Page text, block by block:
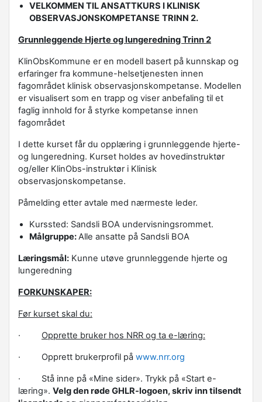
VELKOMMEN TIL ANSATTKURS I KLINISK
OBSERVASJONSKOMPETANSE TRINN 2.
Grunnleggende Hjerte og lungeredning Trinn 2
KlinObsKommune er en modell basert på kunnskap og
erfaringer fra kommune-helsetjenesten innen
fagområdet klinisk observasjonskompetanse. Modellen
er visualisert som en trapp og viser anbefaling til et
faglig innhold for å styrke kompetanse innen
fagområdet
I dette kurset får du opplæring i grunnleggende hjerte-
og lungeredning. Kurset holdes av hovedinstruktør
og/eller KlinObs-instruktør i Klinisk
observasjonskompetanse.
Påmelding etter avtale med nærmeste leder.
Kurssted: Sandsli BOA undervisningsrommet.
Målgruppe:Alle ansatte på Sandsli BOA
Læringsmål: Kunne utøve grunnleggende hjerte og
lungeredning
FORKUNSKAPER:
Før kurset skal du:
· Opprette bruker hos NRR og ta e-læring:
· Opprett brukerprofil på www.nrr.org
· Stå inne på «Mine sider». Trykk på «Start e-
læring». Velg den røde GHLR-logoen, skriv inn tilsendt